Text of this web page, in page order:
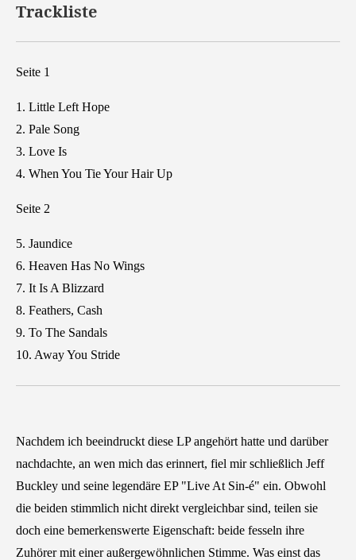
Trackliste
Seite 1
1. Little Left Hope
2. Pale Song
3. Love Is
4. When You Tie Your Hair Up
Seite 2
5. Jaundice
6. Heaven Has No Wings
7. It Is A Blizzard
8. Feathers, Cash
9. To The Sandals
10. Away You Stride
Nachdem ich beeindruckt diese LP angehört hatte und darüber
nachdachte, an wen mich das erinnert, fiel mir schließlich Jeff
Buckley und seine legendäre EP "Live At Sin-é" ein. Obwohl
die beiden stimmlich nicht direkt vergleichbar sind, teilen sie
doch eine bemerkenswerte Eigenschaft: beide fesseln ihre
Zuhörer mit einer außergewöhnlichen Stimme. Was einst das